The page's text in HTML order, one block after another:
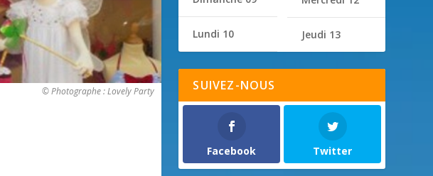
© Photographe : Lovely Party
Lundi 10 Jeudi 13
SUIVEZ-NOUS
Facebook Twitter